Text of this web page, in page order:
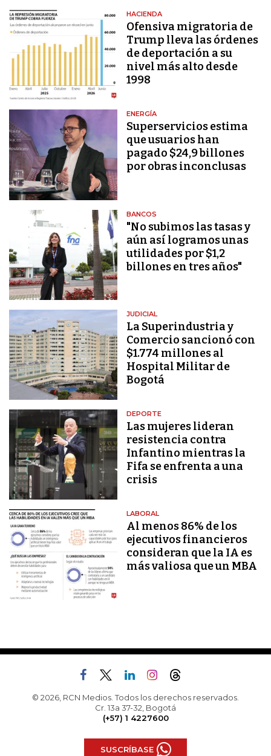
HACIENDA
Ofensiva migratoria de
Trump lleva las órdenes
de deportación a su
nivel más alto desde
1998
ENERGÍA
Superservicios estima
que usuarios han
pagado $24,9 billones
por obras inconclusas
BANCOS
"No subimos las tasas y
aún así logramos unas
utilidades por $1,2
billones en tres años"
JUDICIAL
La Superindustria y
Comercio sancionó con
$1.774 millones al
Hospital Militar de
Bogotá
DEPORTE
Las mujeres lideran
resistencia contra
Infantino mientras la
Fifa se enfrenta a una
crisis
LABORAL
Al menos 86% de los
ejecutivos financieros
consideran que la IA es
más valiosa que un MBA
© 2026, RCN Medios. Todos los derechos reservados.
Cr. 13a 37-32, Bogotá
(+57) 1 4227600
SUSCRÍBASE